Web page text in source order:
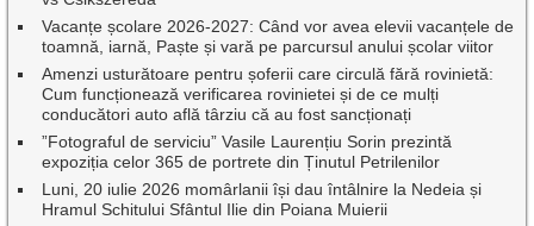
Vacanțe școlare 2026-2027: Când vor avea elevii vacanțele de
toamnă, iarnă, Paște și vară pe parcursul anului școlar viitor
Amenzi usturătoare pentru șoferii care circulă fără rovinietă:
Cum funcționează verificarea rovinietei și de ce mulți
conducători auto află târziu că au fost sancționați
”Fotograful de serviciu” Vasile Laurențiu Sorin prezintă
expoziția celor 365 de portrete din Ținutul Petrilenilor
Luni, 20 iulie 2026 momârlanii își dau întâlnire la Nedeia și
Hramul Schitului Sfântul Ilie din Poiana Muierii